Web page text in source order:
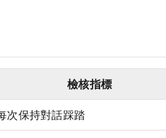
檢核指標
次保持對話踩踏